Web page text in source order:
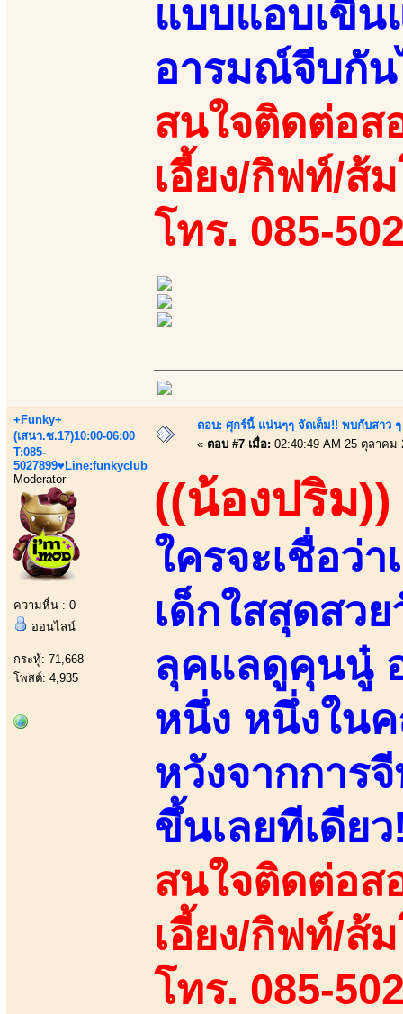
แบบแอบเขิน
อารมณ์จีบกัน
สนใจติดต่อส
เอี้ยง/กิฟท์/ส้
โทร. 085-
+Funky+
(เสนา.ซ.17)10:00-06:00
T:085-
5027899♥Line:funkyclub
Moderator
ความหื่น : 0
ออนไลน์
กระทู้: 71,668
โพสต์: 4,935
ตอบ: ศุกร์นี้ แน่นๆๆ จัดเต็ม!! พบกับสาว
« ตอบ #7 เมื่อ: 02:40:49 AM 25 ตุลาคม
((น้องปริม))
ใครจะเชื่อว่
เด็กใสสุดสว
ลุคแลดูคุนนู๋
หนึ่ง หนึ่งใน
หวังจากการ
ขึ้นเลยทีเดีย
สนใจติดต่อส
เอี้ยง/กิฟท์/ส้
โทร. 085-